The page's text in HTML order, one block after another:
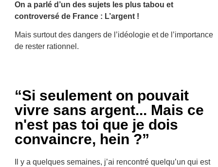
On a parlé d’un des sujets les plus tabou et
controversé de France : L’argent !
Mais surtout des dangers de l’idéologie et de l’importance
de rester rationnel.
“Si seulement on pouvait
vivre sans argent... Mais ce
n'est pas toi que je dois
convaincre, hein ?”
Il y a quelques semaines, j’ai rencontré quelqu’un qui est